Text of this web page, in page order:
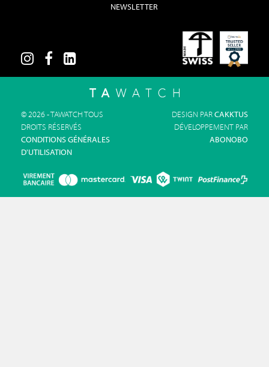
NEWSLETTER
© 2026 - TAWATCH TOUS
DROITS RÉSERVÉS
CONDITIONS GÉNÉRALES
D'UTILISATION
DESIGN PARCAKKTUS
DÉVELOPPEMENT PAR
ABONOBO